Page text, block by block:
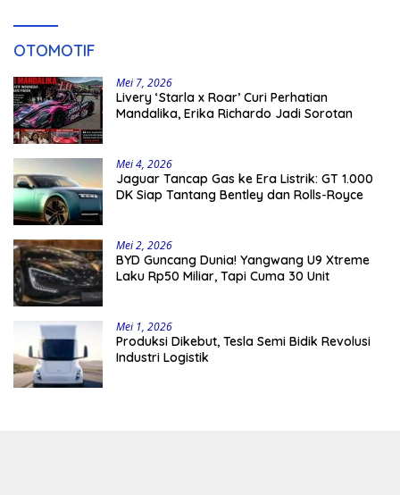
OTOMOTIF
Mei 7, 2026
Livery ‘Starla x Roar’ Curi Perhatian
Mandalika, Erika Richardo Jadi Sorotan
Mei 4, 2026
Jaguar Tancap Gas ke Era Listrik: GT 1.000
DK Siap Tantang Bentley dan Rolls-Royce
Mei 2, 2026
BYD Guncang Dunia! Yangwang U9 Xtreme
Laku Rp50 Miliar, Tapi Cuma 30 Unit
Mei 1, 2026
Produksi Dikebut, Tesla Semi Bidik Revolusi
Industri Logistik